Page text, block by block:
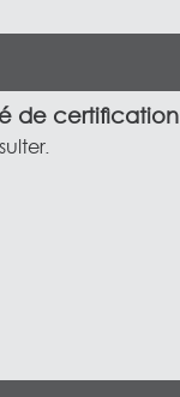
de certification